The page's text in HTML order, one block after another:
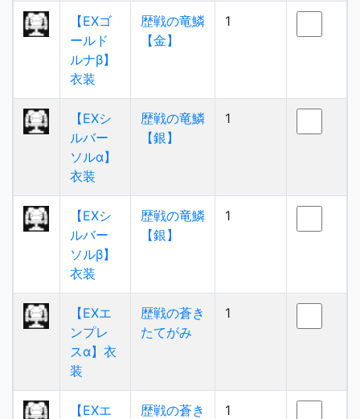
【EXゴ
ールド
ルナβ】
衣装
歴戦の竜鱗
【金】
1
【EXシ
ルバー
ソルα】
衣装
歴戦の竜鱗
【銀】
1
【EXシ
ルバー
ソルβ】
衣装
歴戦の竜鱗
【銀】
1
【EXエ
ンプレ
スα】衣
装
歴戦の蒼き
たてがみ
1
【EXエ
歴戦の蒼き
1